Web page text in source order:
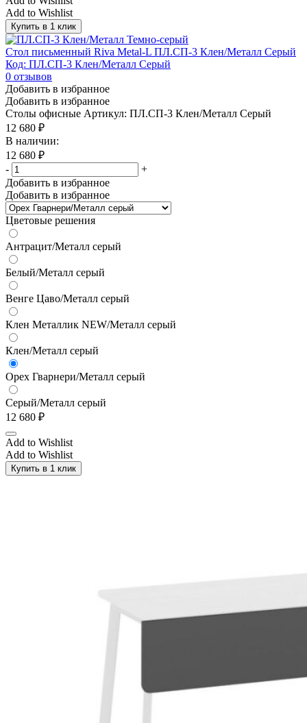
Add to Wishlist
Купить в 1 клик
Стол письменный Riva Metal-L ПЛ.СП-3 Клен/Металл Серый
Код: ПЛ.СП-3 Клен/Металл Серый
0 отзывов
Добавить в избранное
Добавить в избранное
Столы офисные Артикул: ПЛ.СП-3 Клен/Металл Серый
12 680 ₽
В наличии:
12 680 ₽
-
+
Добавить в избранное
Добавить в избранное
Цветовые решения
Антрацит/Металл серый
Белый/Металл серый
Венге Цаво/Металл серый
Клен Металлик NEW/Металл серый
Клен/Металл серый
Орех Гварнери/Металл серый
Серый/Металл серый
12 680 ₽
Add to Wishlist
Add to Wishlist
Купить в 1 клик